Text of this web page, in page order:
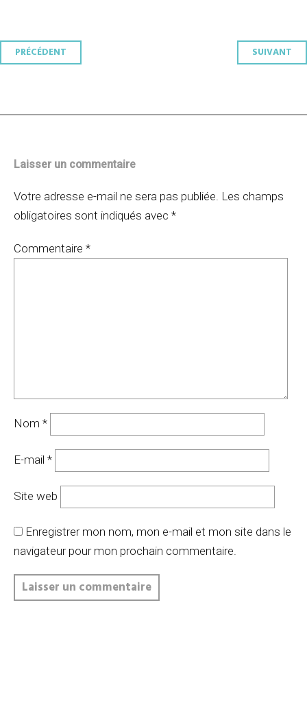
Navigation
PRÉCÉDENT SUIVANT
Laisser un commentaire
Votre adresse e-mail ne sera pas publiée. Les champs
obligatoires sont indiqués avec *
Commentaire *
Nom *
E-mail *
Site web
Enregistrer mon nom, mon e-mail et mon site dans le
navigateur pour mon prochain commentaire.